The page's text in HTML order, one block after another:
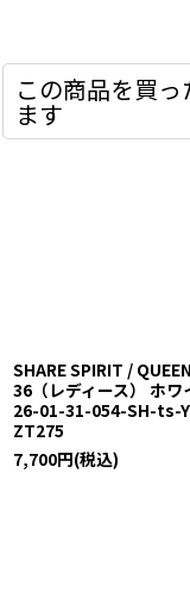
この商品を買
ます
SHARE SPIRIT /
36（レディース） ホワ
26-01-31-054-SH-ts-
ZT275
7,700円(税込)